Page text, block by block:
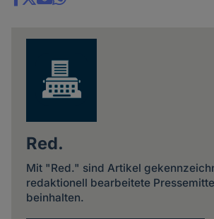
Share
Red.
Mit "Red." sind Artikel
redaktionell bearbeitete
beinhalten.